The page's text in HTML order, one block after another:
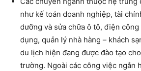
như kế toán doanh nghiệp, tài
dưỡng và sửa chữa ô tô, điện
dụng, quản lý nhà hàng – khách
du lịch hiện đang được đào tạo
trường. Ngoài các công việc ngắn